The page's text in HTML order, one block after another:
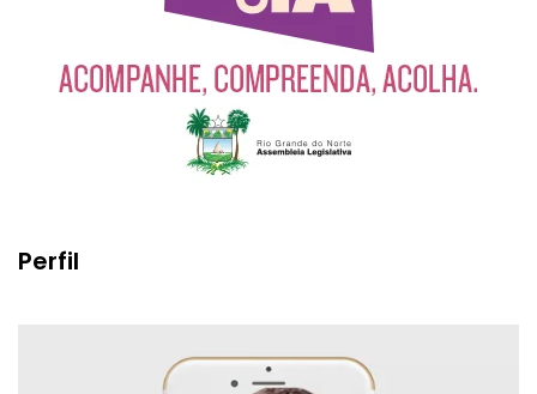
Perfil